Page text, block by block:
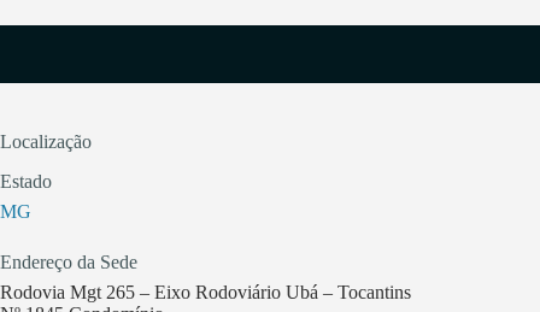
Localização
Estado
MG
Endereço da Sede
Rodovia Mgt 265 – Eixo Rodoviário Ubá – Tocantins